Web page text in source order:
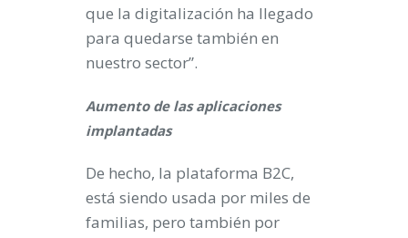
que la digitalización ha llegado
para quedarse también en
nuestro sector”.
Aumento de las aplicaciones
implantadas
De hecho, la plataforma B2C,
está siendo usada por miles de
familias, pero también por